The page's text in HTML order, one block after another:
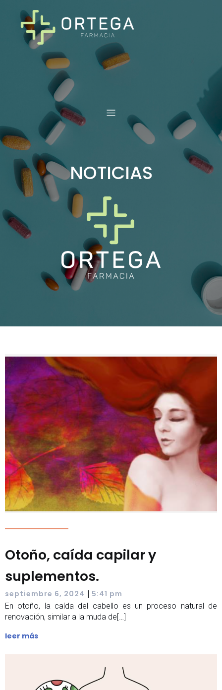
NOTICIAS
Otoño, caída capilar y
suplementos.
septiembre 6, 2024 | 5:41 pm
En otoño, la caída del cabello es un proceso natural de
renovación, similar a la muda de[…]
leer más